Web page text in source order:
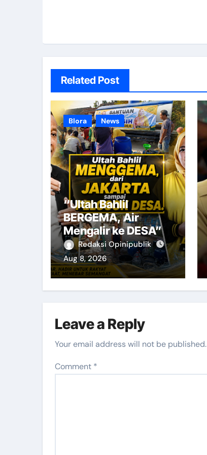
Related Post
Blora News
“Ultah Bahlil
BERGEMA, Air
Mengalir ke DESA”
Redaksi Opinipublik
Aug 8, 2026
Leave a Reply
Your email address will not be published.
Comment *